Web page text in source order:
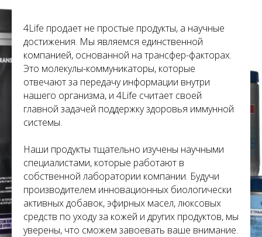
4Life продает не простые продукты, а научные
достижения. Мы являемся единственной
компанией, основанной на трансфер-факторах.
Это молекулы-коммуникаторы, которые
отвечают за передачу информации внутри
нашего организма, и 4Life считает своей
главной задачей поддержку здоровья иммунной
системы.
Наши продукты тщательно изучены научными
специалистами, которые работают в
собственной лаборатории компании. Будучи
производителем инновационных биологически
активных добавок, эфирных масел, люксовых
средств по уходу за кожей и других продуктов, мы
уверены, что сможем завоевать ваше внимание.